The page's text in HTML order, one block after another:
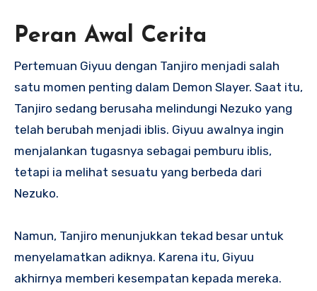
Peran Awal Cerita
Pertemuan Giyuu dengan Tanjiro menjadi salah
satu momen penting dalam Demon Slayer. Saat itu,
Tanjiro sedang berusaha melindungi Nezuko yang
telah berubah menjadi iblis. Giyuu awalnya ingin
menjalankan tugasnya sebagai pemburu iblis,
tetapi ia melihat sesuatu yang berbeda dari
Nezuko.
Namun, Tanjiro menunjukkan tekad besar untuk
menyelamatkan adiknya. Karena itu, Giyuu
akhirnya memberi kesempatan kepada mereka.